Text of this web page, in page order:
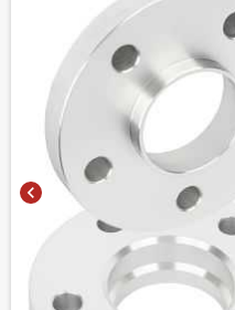
chevron_left